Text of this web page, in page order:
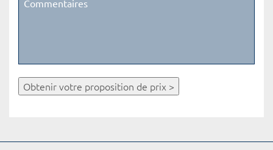
Obtenir votre proposition de prix >